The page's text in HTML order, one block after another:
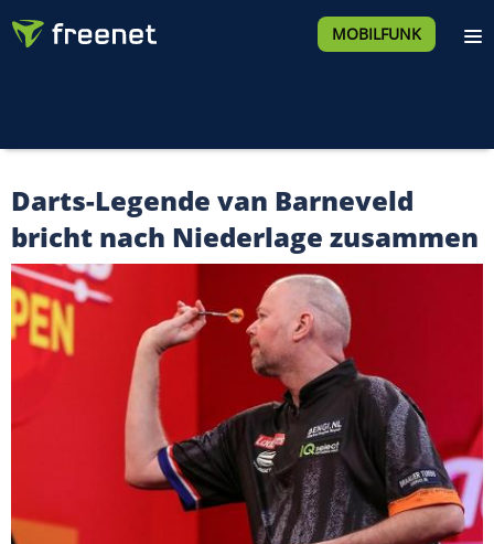
MOBILFUNK
Darts-Legende van Barneveld
bricht nach Niederlage zusammen